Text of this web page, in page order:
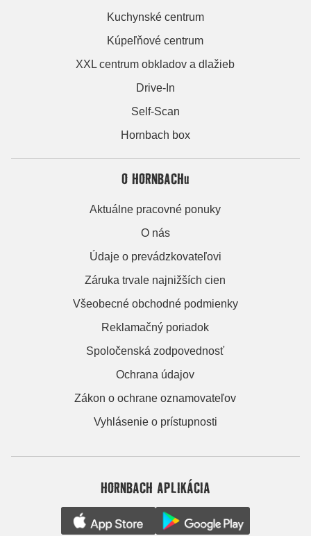
Kuchynské centrum
Kúpeľňové centrum
XXL centrum obkladov a dlažieb
Drive-In
Self-Scan
Hornbach box
O HORNBACHu
Aktuálne pracovné ponuky
O nás
Údaje o prevádzkovateľovi
Záruka trvale najnižších cien
Všeobecné obchodné podmienky
Reklamačný poriadok
Spoločenská zodpovednosť
Ochrana údajov
Zákon o ochrane oznamovateľov
Vyhlásenie o prístupnosti
HORNBACH APLIKÁCIA